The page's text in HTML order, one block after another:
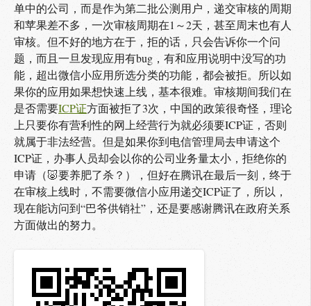
单中的公司，而是作为第二批公测用户，递交审核的周期
和苹果差不多，一次审核周期在1～2天，甚至周末也有人
审核。但不好的地方在于，拒的话，只会告诉你一个问
题，而且一旦发现应用有bug，有和应用说明中没写的功
能，超出微信小应用所选分类的功能，都会被拒。所以如
果你的应用如果想快速上线，基本很难。审核期间我们在
是否需要ICP证方面被拒了3次，中国的政策很奇怪，理论
上只要你有营利性的网上经营行为就必须要ICP证，否则
就属于非法经营。但是如果你到电信管理局去申请这个
ICP证，办事人员却会以你的公司业务量太小，拒绝你的
申请（🐷要养肥了杀？），但好在腾讯在最后一刻，终于
在审核上线时，不需要微信小应用递交ICP证了，所以，
现在能访问到“巴爷供销社”，还是要感谢腾讯在政府关系
方面做出的努力。